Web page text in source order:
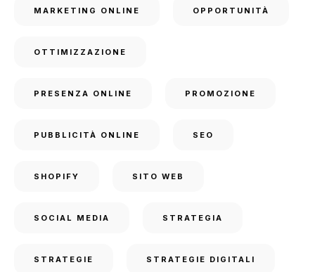
MARKETING ONLINE OPPORTUNITÀ
OTTIMIZZAZIONE
PRESENZA ONLINE PROMOZIONE
PUBBLICITÀ ONLINE SEO
SHOPIFY SITO WEB
SOCIAL MEDIA STRATEGIA
STRATEGIE STRATEGIE DIGITALI